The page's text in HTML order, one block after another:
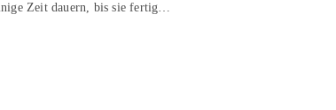
Zeit dauern, bis sie fertig…